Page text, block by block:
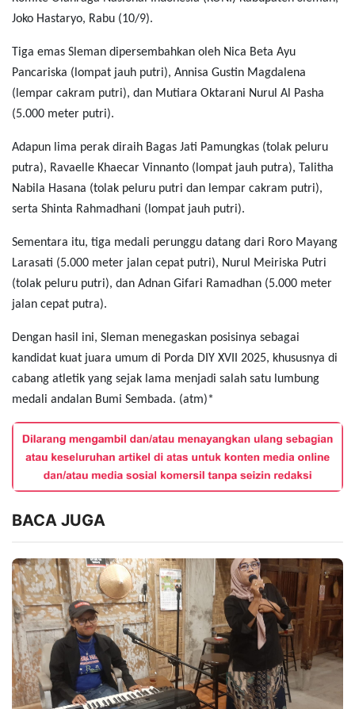
Joko Hastaryo, Rabu (10/9).
Tiga emas Sleman dipersembahkan oleh Nica Beta Ayu
Pancariska (lompat jauh putri), Annisa Gustin Magdalena
(lempar cakram putri), dan Mutiara Oktarani Nurul Al Pasha
(5.000 meter putri).
Adapun lima perak diraih Bagas Jati Pamungkas (tolak peluru
putra), Ravaelle Khaecar Vinnanto (lompat jauh putra), Talitha
Nabila Hasana (tolak peluru putri dan lempar cakram putri),
serta Shinta Rahmadhani (lompat jauh putri).
Sementara itu, tiga medali perunggu datang dari Roro Mayang
Larasati (5.000 meter jalan cepat putri), Nurul Meiriska Putri
(tolak peluru putri), dan Adnan Gifari Ramadhan (5.000 meter
jalan cepat putra).
Dengan hasil ini, Sleman menegaskan posisinya sebagai
kandidat kuat juara umum di Porda DIY XVII 2025, khususnya di
cabang atletik yang sejak lama menjadi salah satu lumbung
medali andalan Bumi Sembada. (atm)*
BACA JUGA